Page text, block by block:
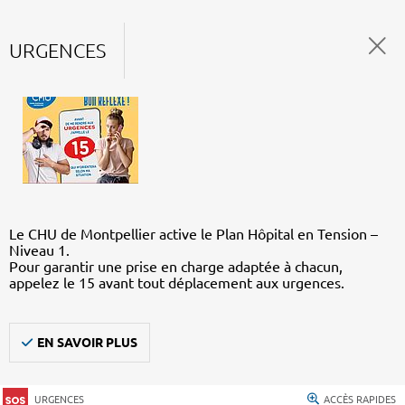
URGENCES
Le CHU de Montpellier active le Plan Hôpital en Tension –
Niveau 1.
Pour garantir une prise en charge adaptée à chacun,
appelez le 15 avant tout déplacement aux urgences.
EN SAVOIR PLUS
URGENCES ACCÈS RAPIDES